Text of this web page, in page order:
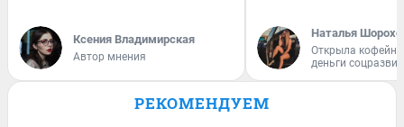
Ксения Владимирская
Автор мнения
Наталья
Открыла
деньги
РЕКОМЕНДУЕМ